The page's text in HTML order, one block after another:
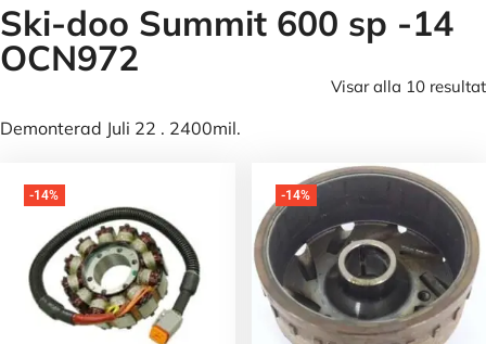
Ski-doo Summit 600 sp -14
OCN972
Visar alla 10 resultat
Demonterad Juli 22 . 2400mil.
-14% -14%